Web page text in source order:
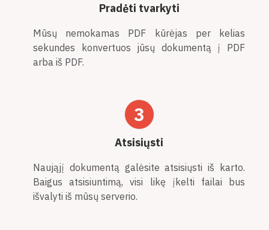
Pradėti tvarkyti
Mūsų nemokamas PDF kūrėjas per kelias
sekundes konvertuos jūsų dokumentą į PDF
arba iš PDF.
3
Atsisiųsti
Naująjį dokumentą galėsite atsisiųsti iš karto.
Baigus atsisiuntimą, visi likę įkelti failai bus
išvalyti iš mūsų serverio.